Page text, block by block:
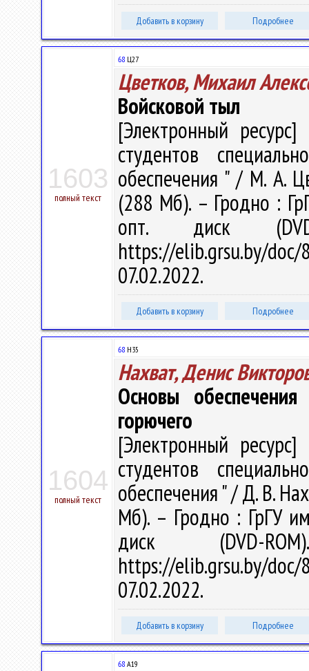
Добавить в корзину Подробнее
1603
полный текст
68 Ц27
Цветков, Михаил
Войсковой тыл
[Электронный
студентов
обеспечения " / М. А.
(288 Мб). – Гродно :
опт. диск
https://elib.grsu.by/
07.02.2022.
Добавить в корзину Подробнее
1604
полный текст
68 Н35
Нахват, Денис
Основы
горючего
[Электронный
студентов
обеспечения " / Д. В.
Мб). – Гродно : ГрГУ
диск (DVD-
https://elib.grsu.by/
07.02.2022.
Добавить в корзину Подробнее
68 А19